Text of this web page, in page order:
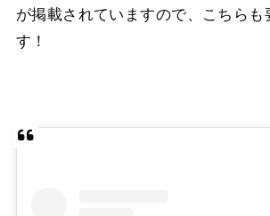
が掲載されていますので、こちら
す！